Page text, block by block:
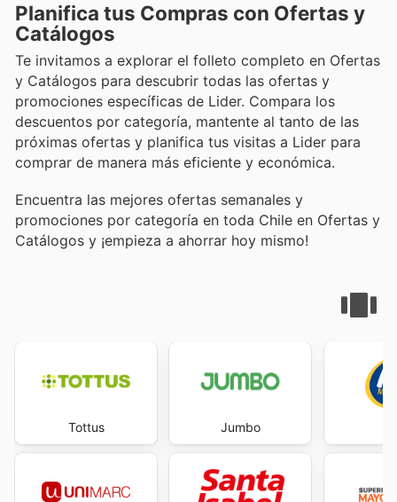
Planifica tus Compras con Ofertas y
Catálogos
Te invitamos a explorar el folleto completo en Ofertas
y Catálogos para descubrir todas las ofertas y
promociones específicas de Lider. Compara los
descuentos por categoría, mantente al tanto de las
próximas ofertas y planifica tus visitas a Lider para
comprar de manera más eficiente y económica.
Encuentra las mejores ofertas semanales y
promociones por categoría en toda Chile en Ofertas y
Catálogos y ¡empieza a ahorrar hoy mismo!
Tottus Jumbo